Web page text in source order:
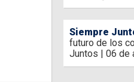
Siempre
futuro de los
Juntos | 06 de